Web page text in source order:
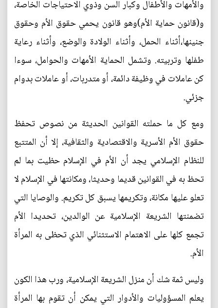
والأمهات والأطفال وكبار السن وذوي الاحتياجات الخاصة،
و(قانون حماية الأم)وهو قانون يحمي حقوق الأم وحقوق
جنينها،أثناء الحمل، وأثناء الولادة والوضع، وأثناء رعاية
طفلها وتربيته. وتشمل الحماية الأمهات والحوامل، سوءا
كن عاملات في وظيفة دائمة، أو متدربات، أو عاملات بدوام
جزئي.
ومع كل ما حملته القوانين الحديثة من نصوص تحفظ
حقوق الأم الأسرية والاقتصادية والثقافية، إلا أن المتتبع
للنظام الإسلامي يجد أن الأم في الإسلام حظيت بما لم
تحظ به في القوانين قديما وحديثا، ومكانتها في الإسلام لا
تعلو عليها مكانة، وتكريمها يسبق كل تكريم. والوصايا التي
تضمنتها الشريعة الإسلامية عن الوالدين، تحديدا الأم
تجمع كلها على الاهتمام الاستثنائي الذي تحظى به المرأة
الأم.
وليس ثمة شك أن منزل الشريعة الإسلامية، ورب هذا الكون
يعلم المسؤوليات والأدوار التي يمكن أن تقوم بها المرأة